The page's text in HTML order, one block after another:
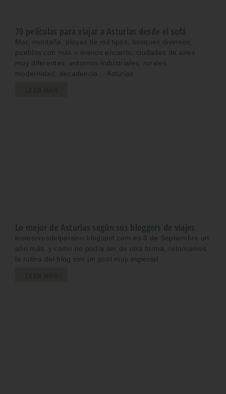
70 películas para viajar a Asturias desde el sofá
Mar, montaña, playas de mil tipos, bosques diversos,
pueblos con más o menos encanto, ciudades de aires
muy diferentes, entornos industriales, rurales,
modernidad, decadencia… Asturias
Lo mejor de Asturias según sus bloggers de viajes
lostesorosdelparaiso.blogspot.com.es 8 de Septiembre un
año más, y como no podía ser de otra forma, retomamos
la rutina del blog con un post muy especial